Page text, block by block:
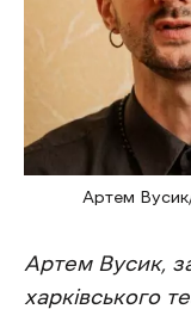
Артем
Артем Вусик,
харківського